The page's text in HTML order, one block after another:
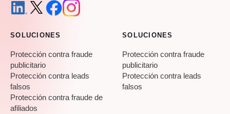
SOLUCIONES
Protección contra fraude
publicitario
Protección contra leads
falsos
Protección contra fraude de
afiliados
SOLUCIONES
Protección contra fraude
publicitario
Protección contra leads
falsos